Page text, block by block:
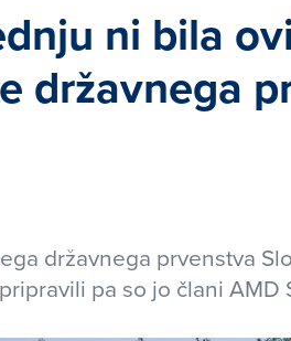
ni bila
državnega
državnega prvenstva
pa so jo člani AMD